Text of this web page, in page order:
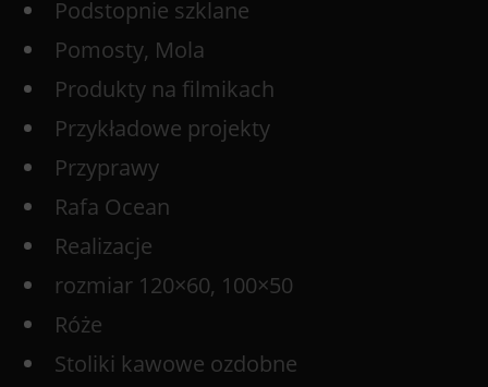
Podstopnie szklane
Pomosty, Mola
Produkty na filmikach
Przykładowe projekty
Przyprawy
Rafa Ocean
Realizacje
rozmiar 120×60, 100×50
Róże
Stoliki kawowe ozdobne